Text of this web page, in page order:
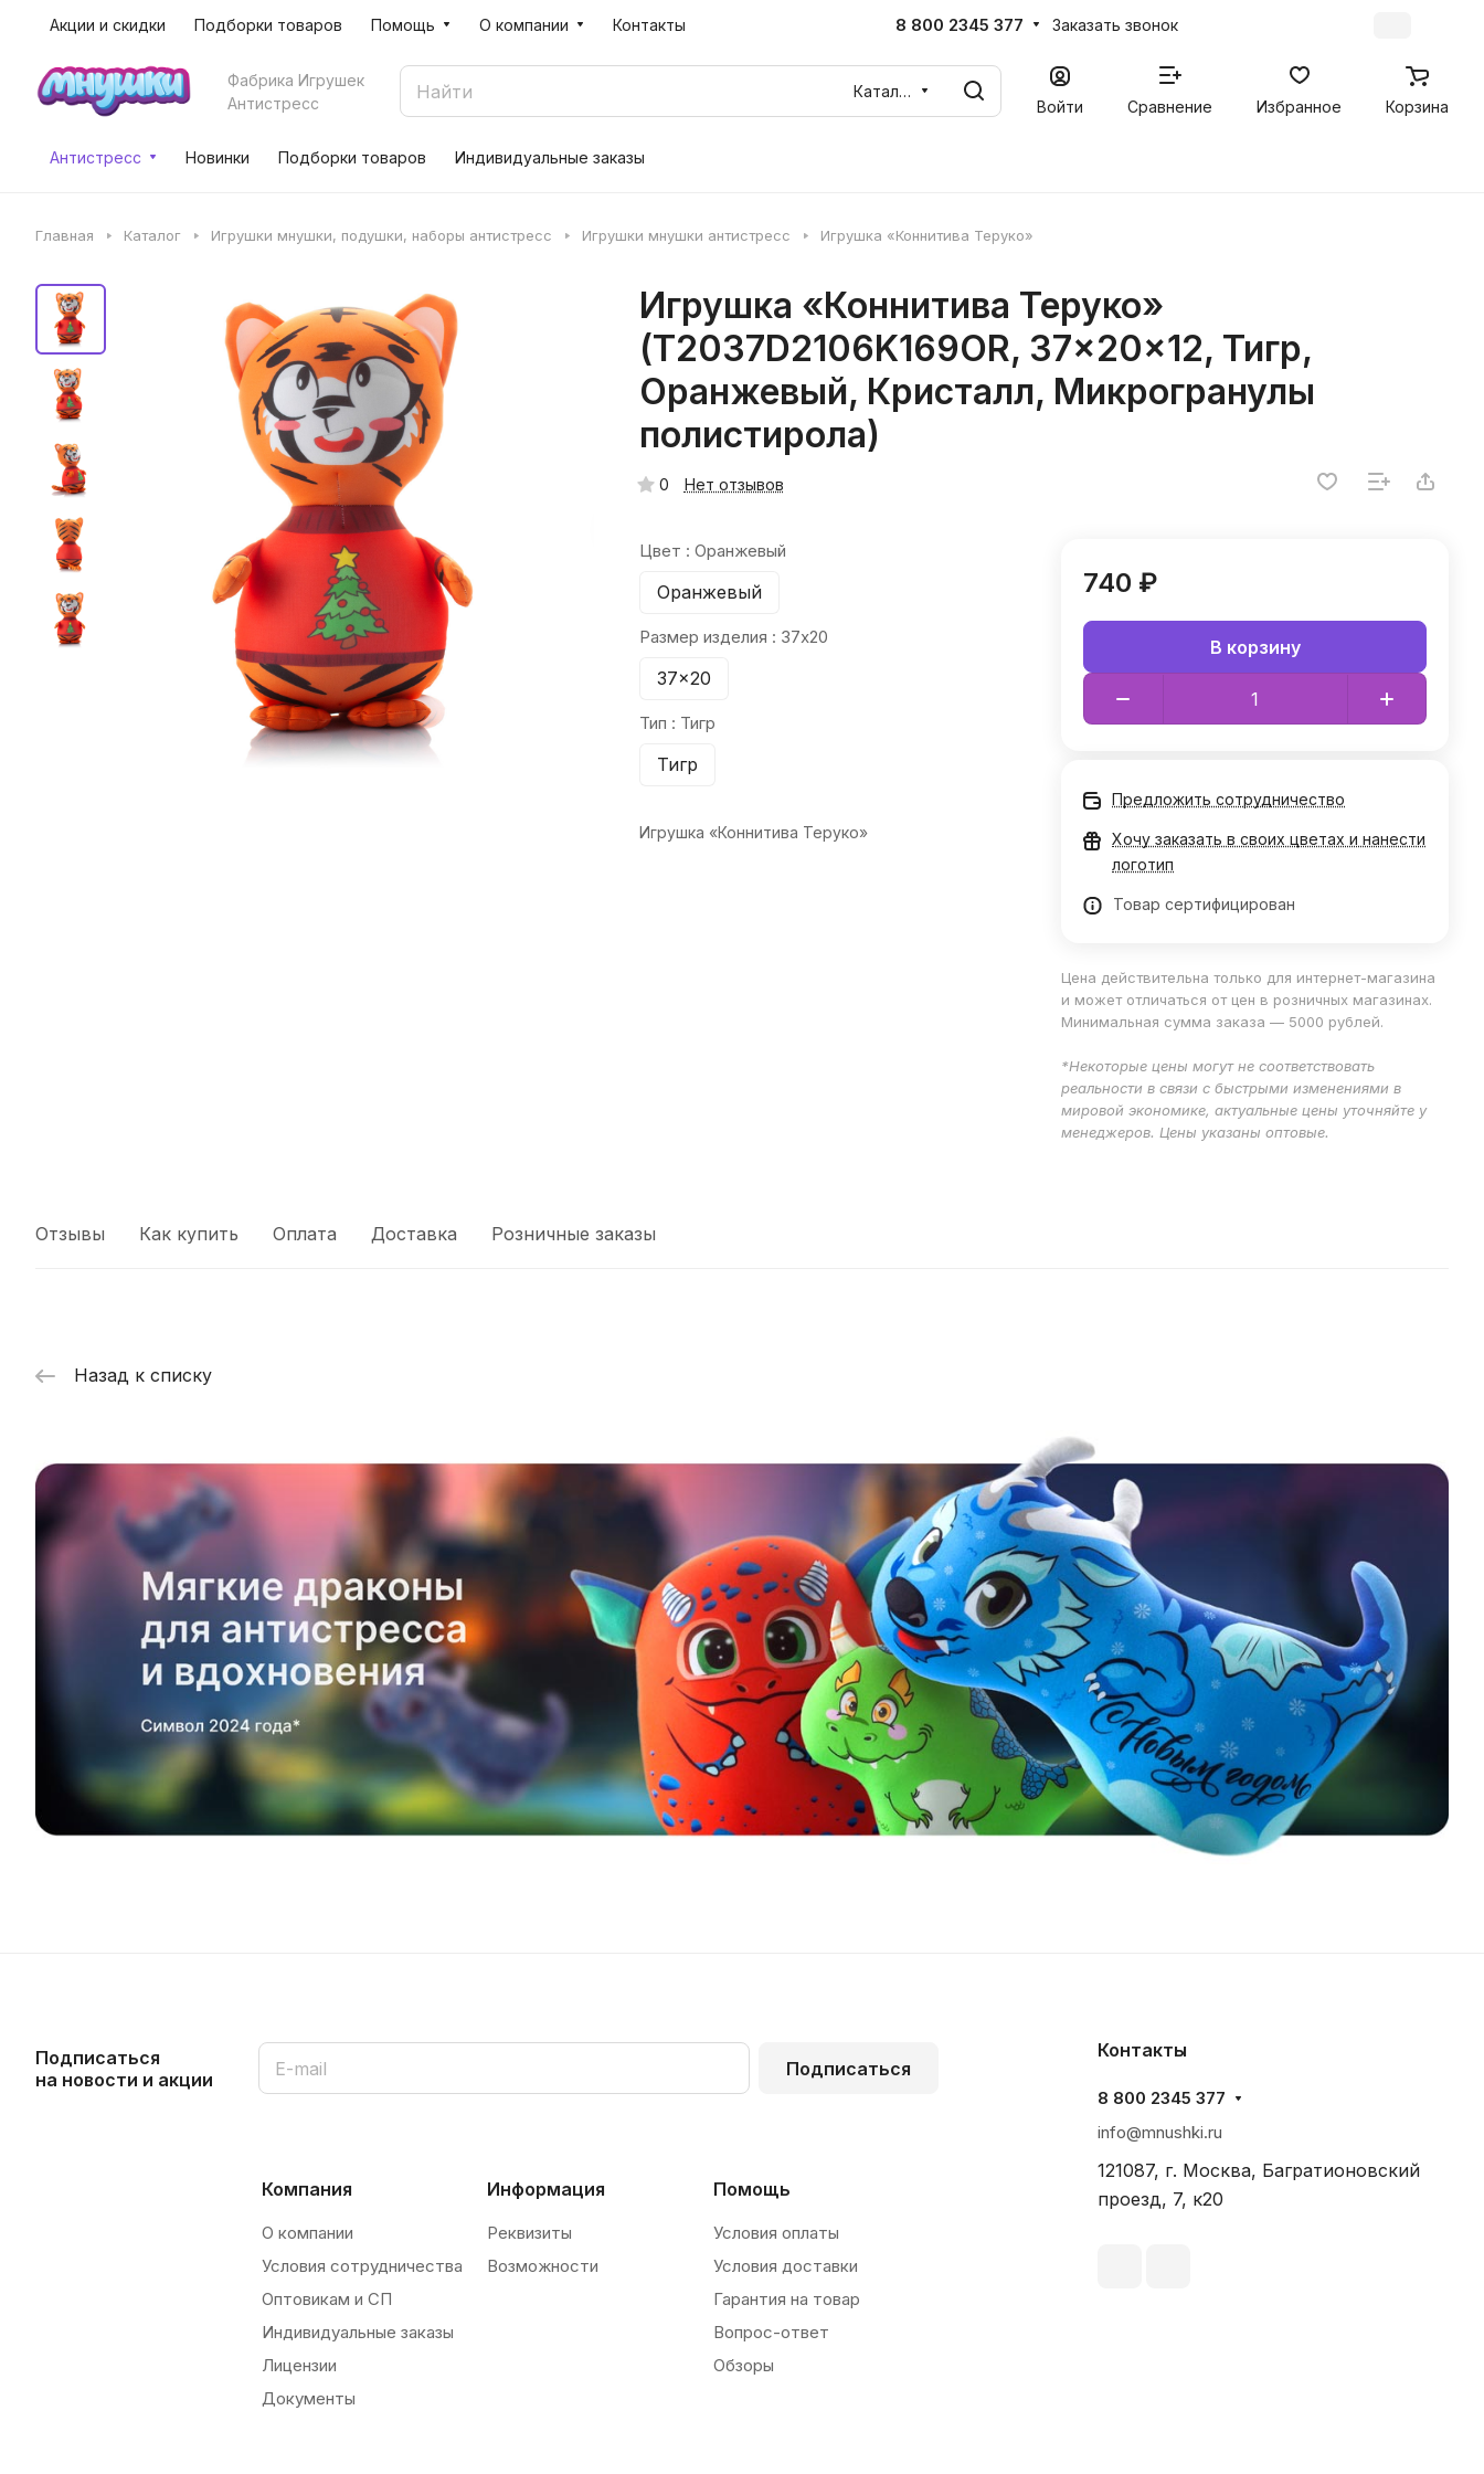
Акции и скидки Подборки товаров Помощь О компании Контакты 8 800 2345 377 Заказать звонок
Фабрика Игрушек
Антистресс
Каталог
Войти
Сравнение Избранное Корзина
Антистресс Новинки Подборки товаров Индивидуальные заказы
Главная Каталог Игрушки мнушки, подушки, наборы антистресс Игрушки мнушки антистресс Игрушка «Коннитива Теруко»
Игрушка «Коннитива Теруко»
(T2037D2106K169OR, 37x20x12, Тигр,
Оранжевый, Кристалл, Микрогранулы
полистирола)
0 Нет отзывов
Цвет : Оранжевый
Оранжевый
Размер изделия : 37x20
37x20
Тип : Тигр
Тигр
Игрушка «Коннитива Теруко»
740 ₽
В корзину
Предложить сотрудничество
Хочу заказать в своих цветах и нанести
логотип
Товар сертифицирован
Цена действительна только для интернет-магазина
и может отличаться от цен в розничных магазинах.
Минимальная сумма заказа — 5000 рублей.
*Некоторые цены могут не соответствовать
реальности в связи с быстрыми изменениями в
мировой экономике, актуальные цены уточняйте у
менеджеров. Цены указаны оптовые.
Отзывы Как купить Оплата Доставка Розничные заказы
Назад к списку
Подписаться
на новости и акции
Подписаться
Компания
О компании
Условия сотрудничества
Оптовикам и СП
Индивидуальные заказы
Лицензии
Документы
Информация
Реквизиты
Возможности
Помощь
Условия оплаты
Условия доставки
Гарантия на товар
Вопрос-ответ
Обзоры
Контакты
8 800 2345 377
info@mnushki.ru
121087, г. Москва, Багратионовский
проезд, 7, к20